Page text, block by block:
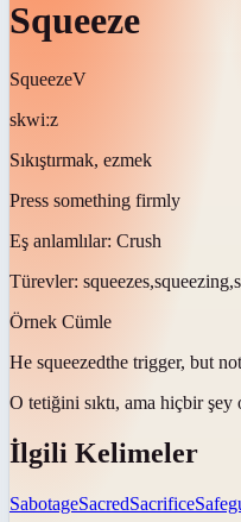
Squeeze
SqueezeV
skwiːz
Sıkıştırmak, ezmek
Press something firmly
Eş anlamlılar: Crush
Türevler:
Örnek Cümle
He squeezedthe trigger, but
O tetiğini sıktı, ama hiçbir şey
İlgili Kelimeler
SabotageSacredSacrifice